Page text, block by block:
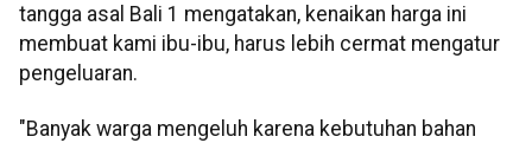
tangga asal Bali 1 mengatakan, kenaikan harga ini
membuat kami ibu-ibu, harus lebih cermat mengatur
pengeluaran.
"Banyak warga mengeluh karena kebutuhan bahan